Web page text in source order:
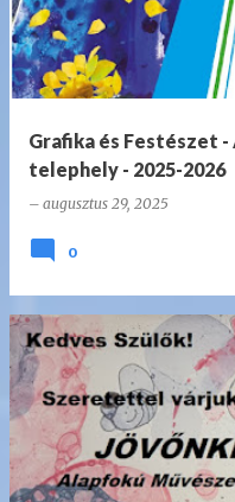
Grafika és Festészet
telephely - 2025-2026
– augusztus 29, 2025
0